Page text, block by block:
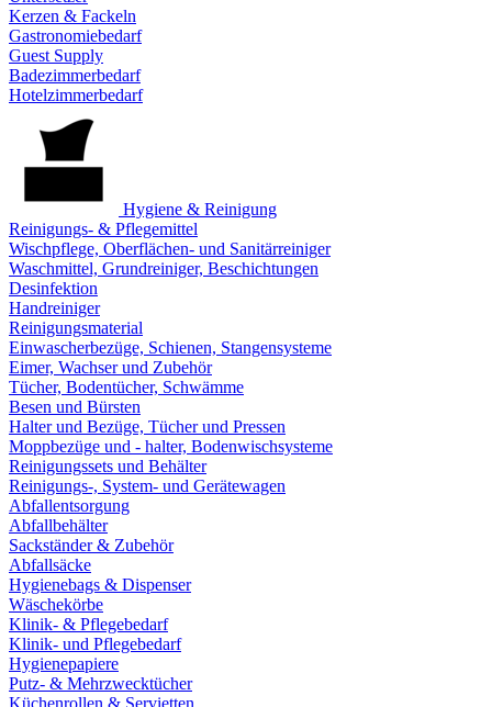
Kerzen & Fackeln
Gastronomiebedarf
Guest Supply
Badezimmerbedarf
Hotelzimmerbedarf
Hygiene & Reinigung
Reinigungs- & Pflegemittel
Wischpflege, Oberflächen- und Sanitärreiniger
Waschmittel, Grundreiniger, Beschichtungen
Desinfektion
Handreiniger
Reinigungsmaterial
Einwascherbezüge, Schienen, Stangensysteme
Eimer, Wachser und Zubehör
Tücher, Bodentücher, Schwämme
Besen und Bürsten
Halter und Bezüge, Tücher und Pressen
Moppbezüge und - halter, Bodenwischsysteme
Reinigungssets und Behälter
Reinigungs-, System- und Gerätewagen
Abfallentsorgung
Abfallbehälter
Sackständer & Zubehör
Abfallsäcke
Hygienebags & Dispenser
Wäschekörbe
Klinik- & Pflegebedarf
Klinik- und Pflegebedarf
Hygienepapiere
Putz- & Mehrzwecktücher